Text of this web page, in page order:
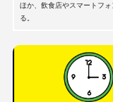
ほか、飲食店やスマートフ
る。